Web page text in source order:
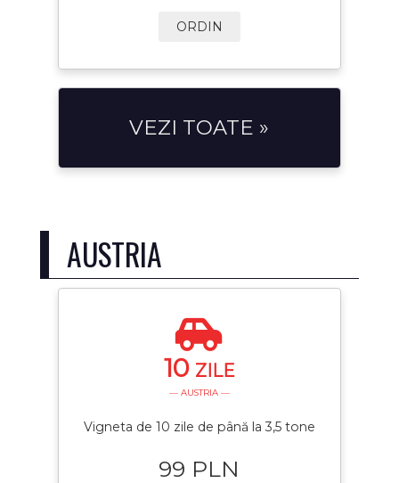
ORDIN
VEZI TOATE »
AUSTRIA
10 ZILE
— AUSTRIA —
Vigneta de 10 zile de până la 3,5 tone
99 PLN